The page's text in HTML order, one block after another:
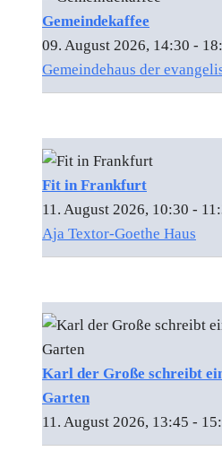
Gemeindekaffee
09. August 2026, 14:30 -
Gemeindehaus der
Fit in Frankfurt
11. August 2026, 10:30 -
Aja Textor-Goethe Haus
Karl der Große schreibt
Garten
11. August 2026, 13:45 -